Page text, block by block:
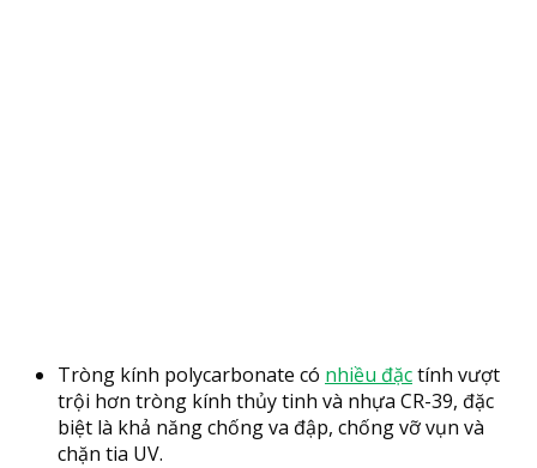
Tròng kính polycarbonate có nhiều đặctính vượt
trội hơn tròng kính thủy tinh và nhựa CR-39, đặc
biệt là khả năng chống va đập, chống vỡ vụn và
chặn tia UV.